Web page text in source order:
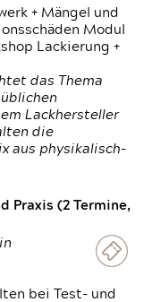
+ Mängel und
Modul
Lackierung +
das Thema
Lackhersteller
die
aus physikalisch-
Praxis (2 Termine,
bei Test- und